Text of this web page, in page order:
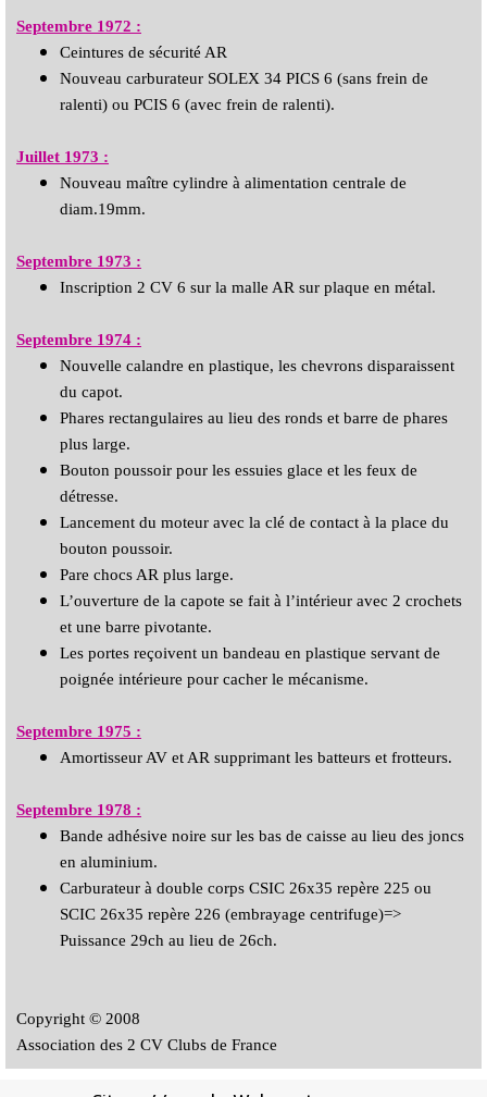
Septembre 1972 :
Ceintures de sécurité AR
Nouveau carburateur SOLEX 34 PICS 6 (sans frein de
ralenti) ou PCIS 6 (avec frein de ralenti).
Juillet 1973 :
Nouveau maître cylindre à alimentation centrale de
diam.19mm.
Septembre 1973 :
Inscription 2 CV 6 sur la malle AR sur plaque en métal.
Septembre 1974 :
Nouvelle calandre en plastique, les chevrons disparaissent
du capot.
Phares rectangulaires au lieu des ronds et barre de phares
plus large.
Bouton poussoir pour les essuies glace et les feux de
détresse.
Lancement du moteur avec la clé de contact à la place du
bouton poussoir.
Pare chocs AR plus large.
L’ouverture de la capote se fait à l’intérieur avec 2 crochets
et une barre pivotante.
Les portes reçoivent un bandeau en plastique servant de
poignée intérieure pour cacher le mécanisme.
Septembre 1975 :
Amortisseur AV et AR supprimant les batteurs et frotteurs.
Septembre 1978 :
Bande adhésive noire sur les bas de caisse au lieu des joncs
en aluminium.
Carburateur à double corps CSIC 26x35 repère 225 ou
SCIC 26x35 repère 226 (embrayage centrifuge)=>
Puissance 29ch au lieu de 26ch.
Copyright © 2008
Association des 2 CV Clubs de France